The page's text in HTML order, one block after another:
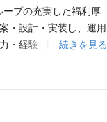
です。
プの充実した福利厚
・設計・実装し、運用
・経験 【必須】 ●複数
客側との窓口対応
知識を持ち、システ
ュータ化システムバリ
続きを見る